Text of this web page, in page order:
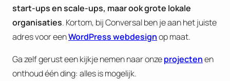
start-ups en scale-ups, maar ook grote lokale
organisaties. Kortom, bij Conversal ben je aan het juiste
adres voor eenWordPress webdesignop maat.
Ga zelf gerust een kijkje nemen naar onzeprojectenen
onthoud één ding: alles is mogelijk.